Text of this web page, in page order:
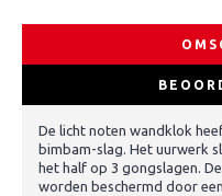
De licht noten wandklok
bimbam-slag. Het uurwerk
het half op 3 gongslagen.
worden beschermd door